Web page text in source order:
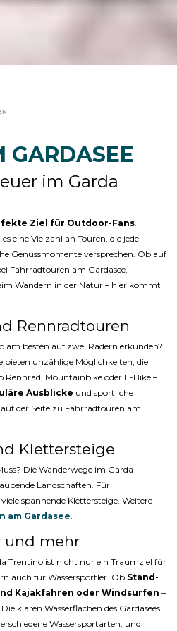
GARDASEE
im Garda
Ziel für Outdoor-Fans.
eine Vielzahl an Touren, die jede
Genussmomente versprechen. Ob auf
Fahrradtouren am Gardasee,
Wandern in der Natur – hier kommt
Rennradtouren
am besten auf zwei Rädern erkunden?
bieten unzählige Möglichkeiten, die
Rennrad, Mountainbike oder E-Bike –
Ausblicke und sportliche
der Seite zu Fahrradtouren am
Klettersteige
Die Wanderwege im Garda
Landschaften. Für
spannende Klettersteige. Weitere
am Gardasee.
und mehr
Trentino ist nicht nur ein Traumziel für
auch für Wassersportler. Ob Stand-
Kajakfahren oder Windsurfen –
klaren Wasserflächen des Gardasees
Wassersportarten, und